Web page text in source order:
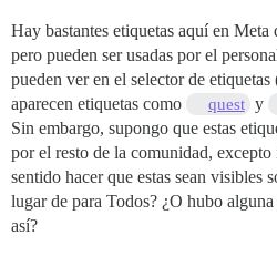
Hay bastantes etiquetas aquí en Meta
pero pueden ser usadas por el
pueden ver en el selector de
aparecen etiquetas como
quest y
Sin embargo, supongo que estas
por el resto de la comunidad, excepto
sentido hacer que estas sean visibles
lugar de para Todos? ¿O hubo
así?